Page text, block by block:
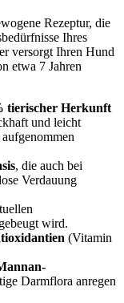
Rezeptur, die
Ihres
versorgt Ihren Hund
etwa 7 Jahren
tierischer Herkunft
und leicht
, die auch bei
Verdauung
wird.
(Vitamin
Darmflora anregen